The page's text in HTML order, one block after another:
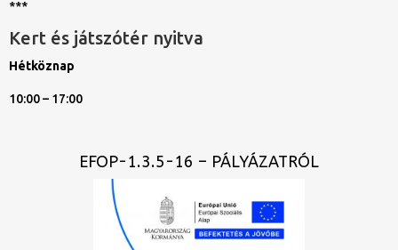
***
Kert és játszótér nyitva
Hétköznap
10:00 – 17:00
EFOP-1.3.5-16 – PÁLYÁZATRÓL